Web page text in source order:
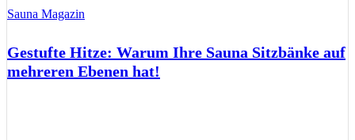
Sauna Magazin
Gestufte Hitze: Warum Ihre Sauna Sitzbänke auf
mehreren Ebenen hat!